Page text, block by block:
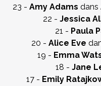
23 - Amy Adams dans
22 - Jessica
21 - Paula
20 - Alice Eve
19 - Emma
18 - Jane
17 - Emily